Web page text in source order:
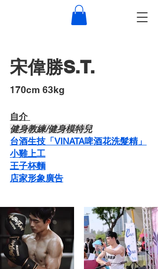
宋偉勝S.T.
​170cm 63kg
自介 ​
​健身教練/健身模特兒
台酒生技「VINATA啤酒花洗髮精」
​小雞上工
​王子杯麵
​店家形象廣告